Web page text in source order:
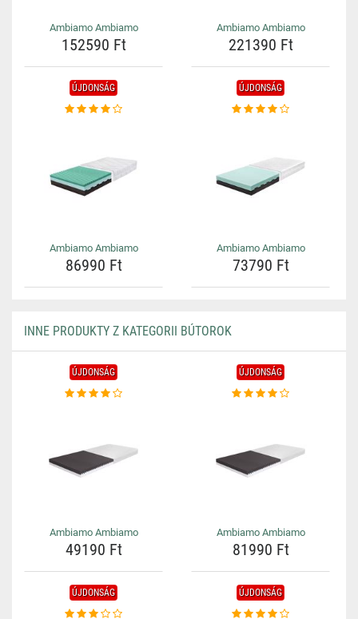
Ambiamo Ambiamo
152590 Ft
Ambiamo Ambiamo
221390 Ft
ÚJDONSÁG
Ambiamo Ambiamo
86990 Ft
ÚJDONSÁG
Ambiamo Ambiamo
73790 Ft
INNE PRODUKTY Z KATEGORII BÚTOROK
ÚJDONSÁG
Ambiamo Ambiamo
49190 Ft
ÚJDONSÁG
Ambiamo Ambiamo
81990 Ft
ÚJDONSÁG ÚJDONSÁG